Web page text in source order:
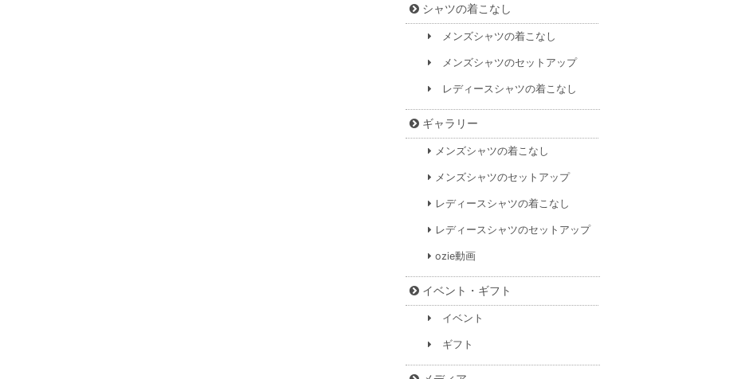
シャツの着こなし
メンズシャツの着こなし
メンズシャツのセットアップ
レディースシャツの着こなし
ギャラリー
メンズシャツの着こなし
メンズシャツのセットアップ
レディースシャツの着こなし
レディースシャツのセットアップ
ozie動画
イベント・ギフト
イベント
ギフト